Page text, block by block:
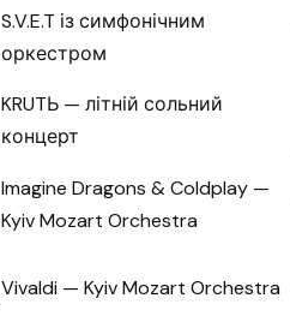
S.V.E.T із симфонічним
оркестром
KRUTЬ — літній сольний
концерт
Imagine Dragons & Coldplay —
Kyiv Mozart Orchestra
Vivaldi — Kyiv Mozart Orchestra